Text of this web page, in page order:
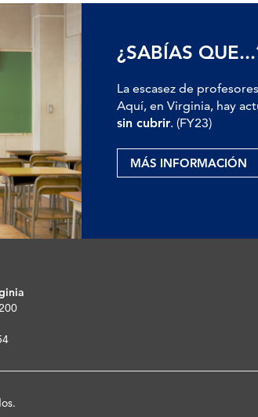
¿SABÍAS
La escasez de
Aquí, en Virginia, hay
sin cubrir. (FY23)
MÁS INFORMACIÓN